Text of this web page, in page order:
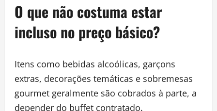
O que não costuma estar
incluso no preço básico?
Itens como bebidas alcoólicas, garçons
extras, decorações temáticas e sobremesas
gourmet geralmente são cobrados à parte, a
depender do buffet contratado.